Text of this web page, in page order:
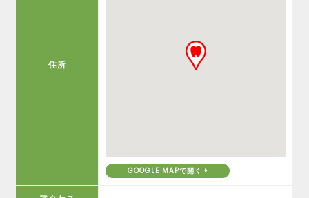
住所
GOOGLE MAPで開く